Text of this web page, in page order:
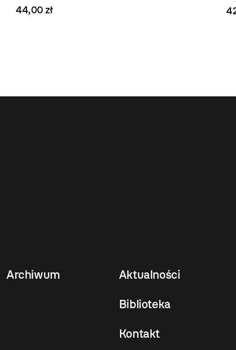
44,00 zł
Archiwum Aktualności
Biblioteka
Kontakt